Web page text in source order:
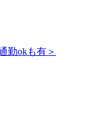
勤okも有＞